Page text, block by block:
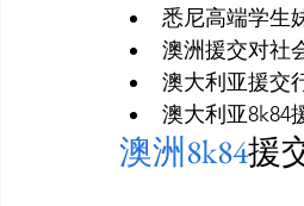
悉尼高端学生
澳洲援交对社
澳大利亚援交
澳大利亚8k84
澳洲8k84援